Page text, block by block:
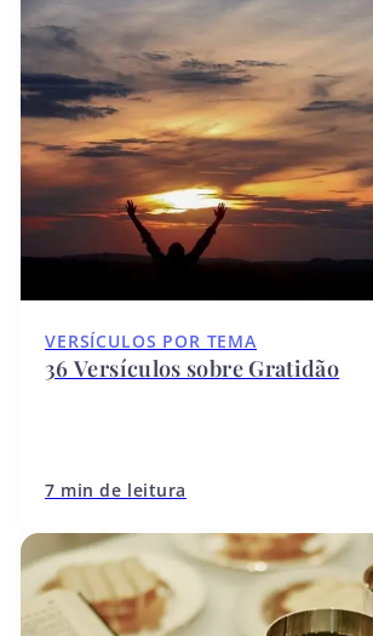
VERSÍCULOS POR TEMA
36 Versículos sobre Gratidão
7 min de leitura